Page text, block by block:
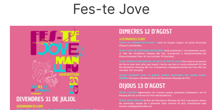
Fes-te Jove